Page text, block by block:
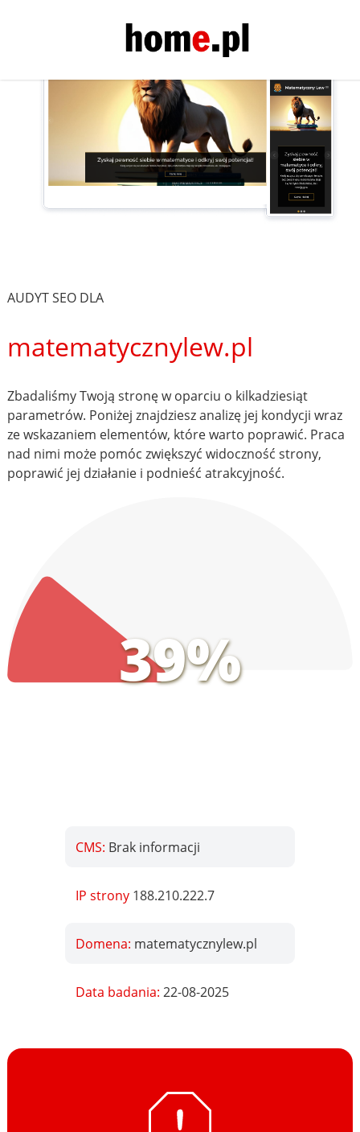
AUDYT SEO DLA
matematycznylew.pl
Zbadaliśmy Twoją stronę w oparciu o kilkadziesiąt
parametrów. Poniżej znajdziesz analizę jej kondycji wraz
ze wskazaniem elementów, które warto poprawić. Praca
nad nimi może pomóc zwiększyć widoczność strony,
poprawić jej działanie i podnieść atrakcyjność.
39%
CMS: Brak informacji
IP strony 188.210.222.7
Domena: matematycznylew.pl
Data badania:22-08-2025